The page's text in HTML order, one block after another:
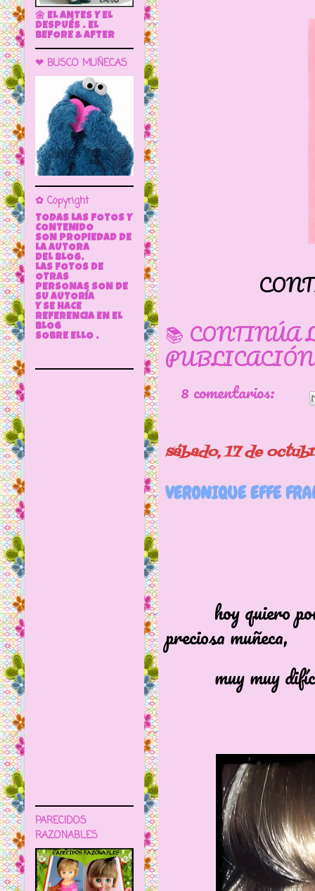
📚 CONTINÚA
8 comentarios:
sábado, 17 de
VERONIQUE EFFE
hoy quiero
preciosa muñeca,
muy muy
🌼 EL ANTES Y EL
DESPUÉS . EL
BEFORE & AFTER
❤ BUSCO MUÑECAS
✿ Copyright
TODAS LAS FOTOS Y
CONTENIDO
SON PROPIEDAD DE
LA AUTORA
DEL BLOG.
LAS FOTOS DE
OTRAS
PERSONAS SON DE
SU AUTORÍA
Y SE HACE
REFERENCIA EN EL
BLOG
SOBRE ELLO .
PARECIDOS
RAZONABLES